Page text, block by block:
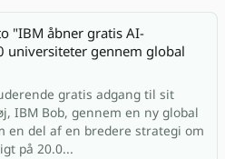
"IBM åbner gratis AI-
universiteter gennem global
gratis adgang til sit
IBM Bob, gennem en ny global
en del af en bredere strategi om
på 20.0...